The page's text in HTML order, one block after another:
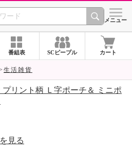
CHANNEL シメニュー
番組表 SCピープル カート
生活雑貨
プリント柄 Ｌ字ポーチ＆ ミニポ
見る